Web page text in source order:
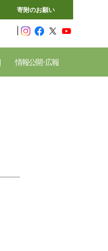
寄附のお願い
情報公開･広報